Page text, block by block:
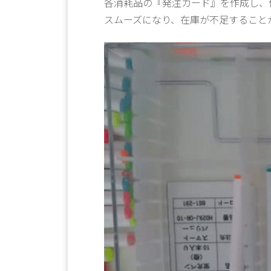
スムーズになり、在庫が不足するこ